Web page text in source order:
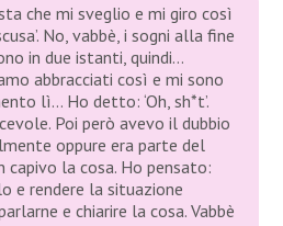
che mi sveglio e mi giro così
No, vabbè, i sogni alla fine
in due istanti, quindi…
abbracciati così e mi sono
lì… Ho detto: ‘Oh, sh*t’.
Poi però avevo il dubbio
oppure era parte del
capivo la cosa. Ho pensato:
e rendere la situazione
e chiarire la cosa. Vabbè